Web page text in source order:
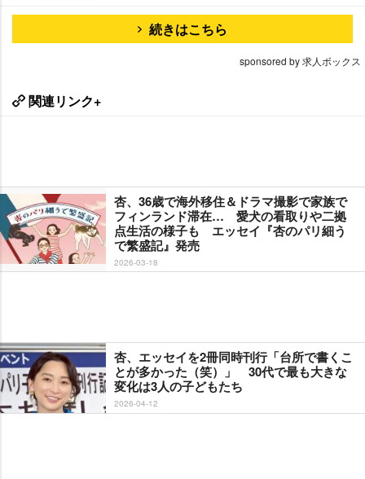
続きはこちら
sponsored by 求人ボックス
関連リンク+
杏、36歳で海外移住＆ドラマ撮影で家族で
フィンランド滞在… 愛犬の看取りや二拠
点生活の様子も エッセイ『杏のパリ細う
で繁盛記』発売
2026-03-18
杏、エッセイを2冊同時刊行「台所で書くこ
とが多かった（笑）」 30代で最も大きな
変化は3人の子どもたち
2026-04-12